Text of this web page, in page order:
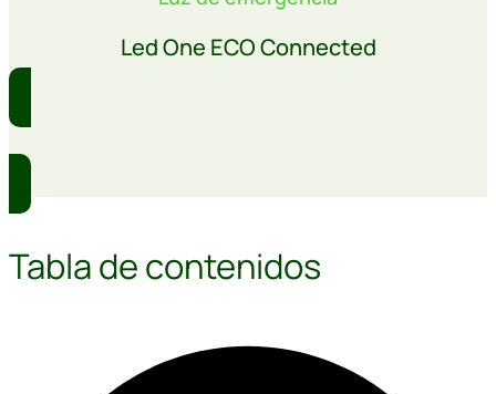
Led One ECO Connected
Tabla de contenidos